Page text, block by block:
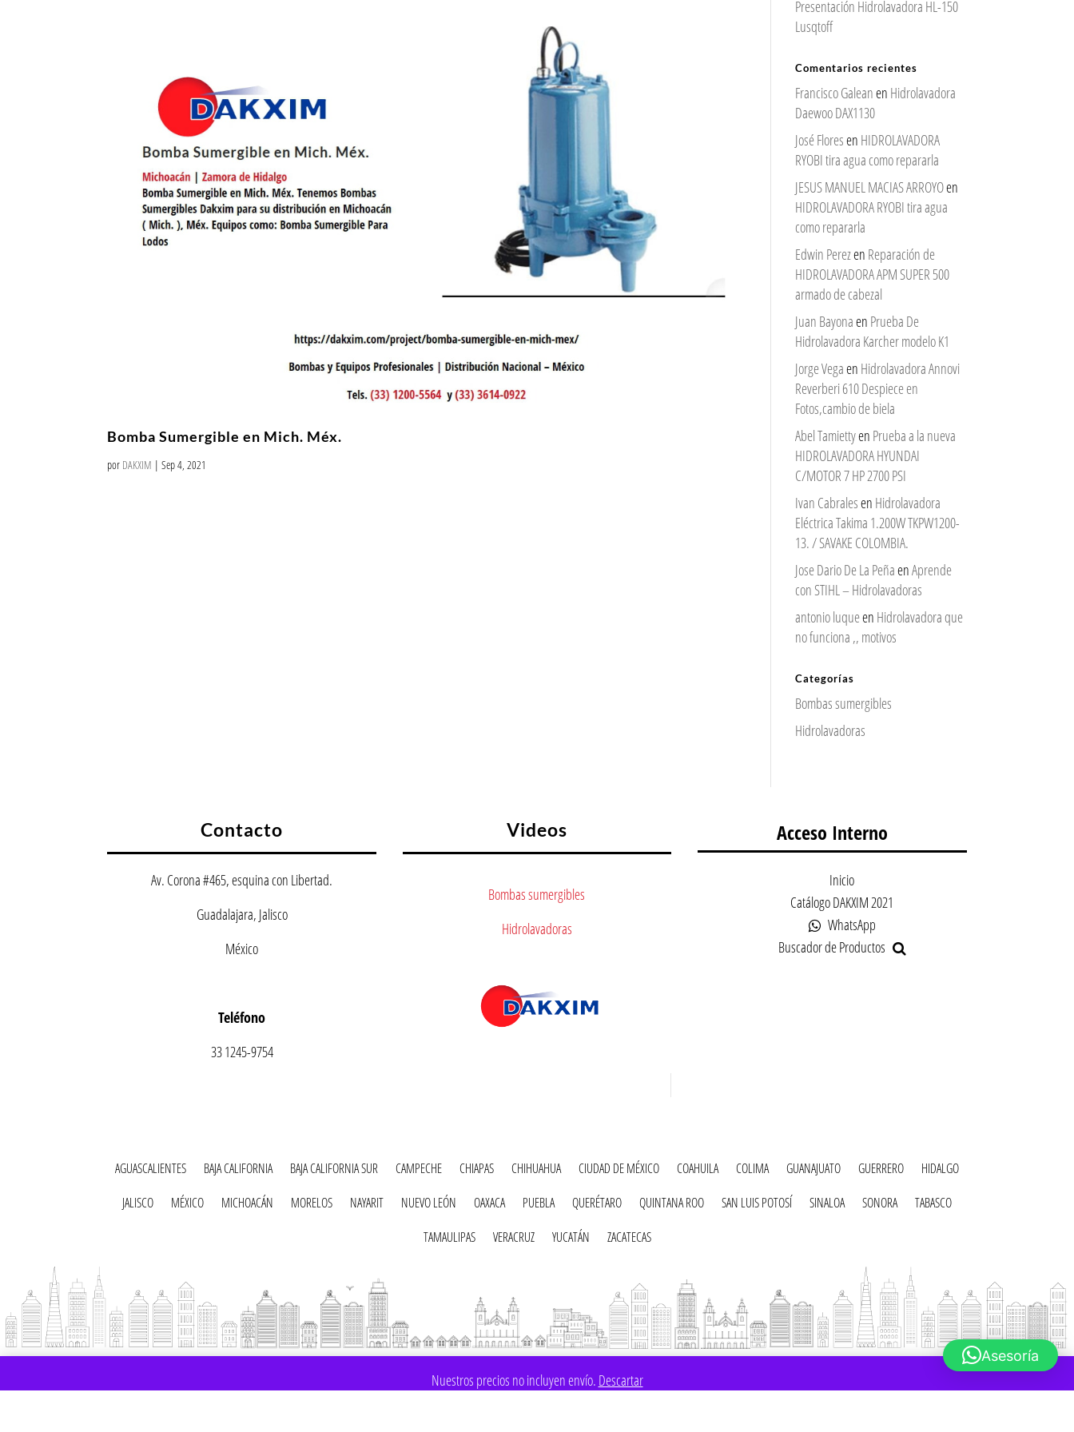
Nuestros precios no incluyen envío. Descartar
Bomba Sumergible en Mich. Méx.
por DAKXIM |Sep 4, 2021
Presentación Hidrolavadora HL-150
Lusqtoff
Comentarios recientes
Francisco Galeanen Hidrolavadora
Daewoo DAX1130
José Floresen HIDROLAVADORA
RYOBI tira agua como repararla
JESUS MANUEL MACIAS ARROYOen
HIDROLAVADORA RYOBI tira agua
como repararla
Edwin Perezen Reparación de
HIDROLAVADORA APM SUPER 500
armado de cabezal
Juan Bayonaen Prueba De
Hidrolavadora Karcher modelo K1
Jorge Vegaen Hidrolavadora Annovi
Reverberi 610 Despiece en
Fotos,cambio de biela
Abel Tamiettyen Prueba a la nueva
HIDROLAVADORA HYUNDAI
C/MOTOR 7 HP 2700 PSI
Ivan Cabralesen Hidrolavadora
Eléctrica Takima 1.200W TKPW1200-
13. / SAVAKE COLOMBIA.
Jose Dario De La PeñaenAprende
con STIHL – Hidrolavadoras
antonio luqueen Hidrolavadora que
no funciona ,, motivos
Categorías
Bombas sumergibles
Hidrolavadoras
Contacto
Av. Corona #465, esquina con Libertad.
Guadalajara, Jalisco
México
Teléfono
33 1245-9754
Videos
Bombas sumergibles
Hidrolavadoras
Acceso Interno
Inicio
Catálogo DAKXIM 2021
WhatsApp
Buscador de Productos
AGUASCALIENTES BAJA CALIFORNIA BAJA CALIFORNIA SUR CAMPECHE CHIAPAS CHIHUAHUA CIUDAD DE MÉXICO COAHUILA COLIMA GUANAJUATO GUERRERO
HIDALGO
JALISCO
MÉXICO MICHOACÁN MORELOS NAYARIT NUEVO LEÓN OAXACA PUEBLA QUERÉTARO QUINTANA ROO SAN LUIS POTOSÍ SINALOA SONORA
TABASCO
TAMAULIPAS
VERACRUZ YUCATÁN ZACATECAS
Asesoría